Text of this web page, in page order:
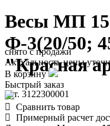
Весы МП
Ф-3(20/50;
"Красная
арт. 3122300001
снято с продажи
Актуальность цены
В корзину
Быстрый заказ
Сравнить товар
Примерный расчет